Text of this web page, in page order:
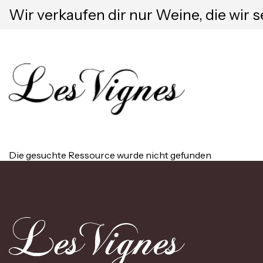
Wir verkaufen dir nur Weine, die wir
Die gesuchte Ressource wurde nicht gefunden